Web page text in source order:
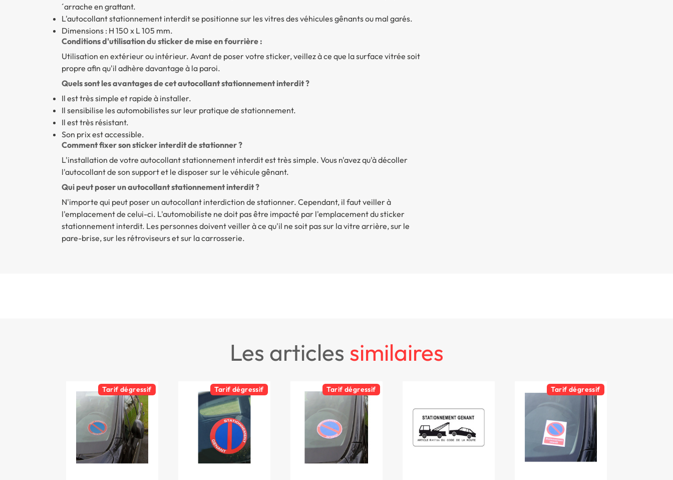
´arrache en grattant.
L'autocollant stationnement interdit se positionne sur les vitres des véhicules gênants ou mal garés.
Dimensions : H 150 x L 105 mm.
Conditions d'utilisation du sticker de mise en fourrière :
Utilisation en extérieur ou intérieur. Avant de poser votre sticker, veillez à ce que la surface vitrée soit
propre afin qu'il adhère davantage à la paroi.
Quels sont les avantages de cet autocollant stationnement interdit ?
Il est très simple et rapide à installer.
Il sensibilise les automobilistes sur leur pratique de stationnement.
Il est très résistant.
Son prix est accessible.
Comment fixer son sticker interdit de stationner ?
L'installation de votre autocollant stationnement interdit est très simple. Vous n'avez qu'à décoller
l'autocollant de son support et le disposer sur le véhicule gênant.
Qui peut poser un autocollant stationnement interdit ?
N'importe qui peut poser un autocollant interdiction de stationner. Cependant, il faut veiller à
l'emplacement de celui-ci. L'automobiliste ne doit pas être impacté par l'emplacement du sticker
stationnement interdit. Les personnes doivent veiller à ce qu'il ne soit pas sur la vitre arrière, sur le
pare-brise, sur les rétroviseurs et sur la carrosserie.
les articles similaires
Tarif dégressif Tarif dégressif Tarif dégressif Tarif dégressif